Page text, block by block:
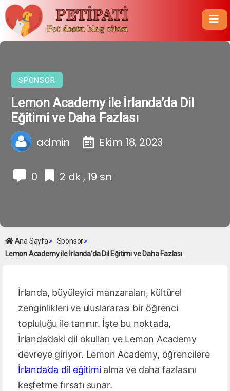
SPONSOR
Lemon Academy ile İrlanda’da Dil
Eğitimi ve Daha Fazlası
admin Ekim 18, 2023
0 2 dk , 19 sn
Ana Sayfa> Sponsor>
Lemon Academy ile İrlanda’da Dil Eğitimi ve Daha Fazlası
İrlanda, büyüleyici manzaraları, kültürel
zenginlikleri ve uluslararası bir öğrenci
topluluğu ile tanınır. İşte bu noktada,
İrlanda’daki dil okulları ve Lemon Academy
devreye giriyor. Lemon Academy, öğrencilere
İrlanda’da dil eğitimialma ve daha fazlasını
keşfetme fırsatı sunar.